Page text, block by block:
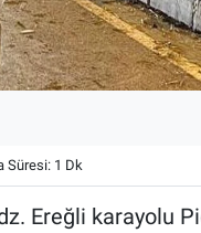
Süresi: 1 Dk
Ereğli karayolu